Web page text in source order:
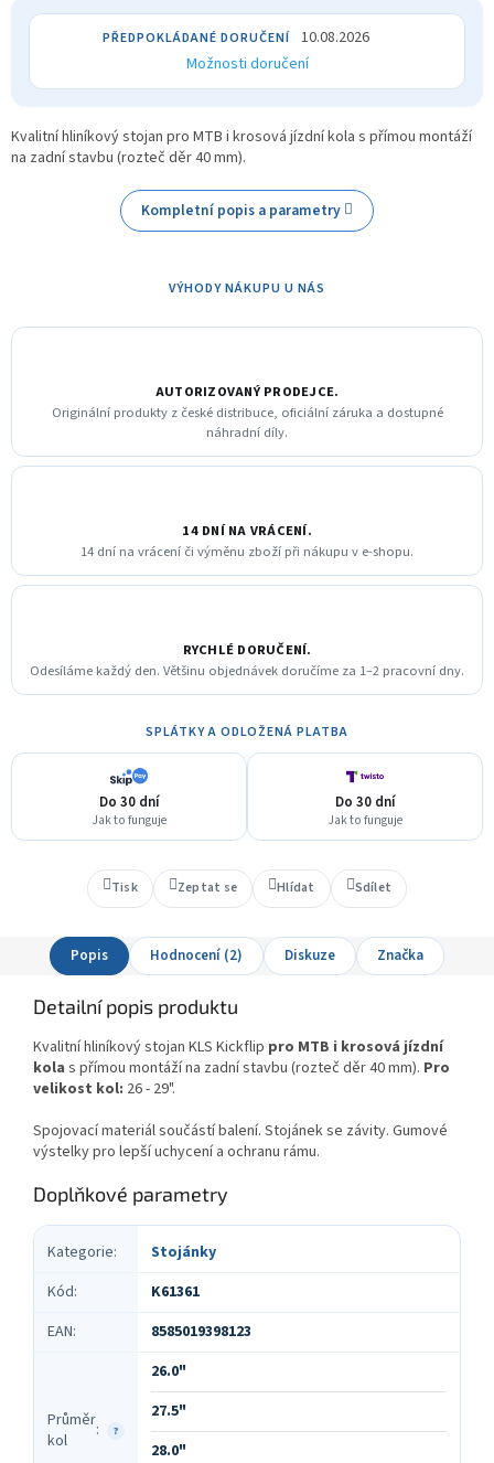
10.08.2026
Možnosti doručení
Kvalitní hliníkový stojan pro MTB i krosová jízdní kola s přímou montáží
na zadní stavbu (rozteč děr 40 mm).
Kompletní popis a parametry
VÝHODY NÁKUPU U NÁS
AUTORIZOVANÝ PRODEJCE.
Originální produkty z české distribuce, oficiální záruka a dostupné
náhradní díly.
14 DNÍ NA VRÁCENÍ.
14 dní na vrácení či výměnu zboží při nákupu v e-shopu.
RYCHLÉ DORUČENÍ.
Odesíláme každý den. Většinu objednávek doručíme za 1–2 pracovní dny.
SPLÁTKY A ODLOŽENÁ PLATBA
Do 30 dní
Jak to funguje
Do 30 dní
Jak to funguje
Tisk Zeptat se Hlídat Sdílet
Popis Hodnocení (2) Diskuze Značka
Detailní popis produktu
Kvalitní hliníkový stojan KLS Kickflip pro MTB i krosová jízdní
kola s přímou montáží na zadní stavbu (rozteč děr 40 mm). Pro
velikost kol: 26 - 29".
Spojovací materiál součástí balení. Stojánek se závity. Gumové
výstelky pro lepší uchycení a ochranu rámu.
Doplňkové parametry
Kategorie:
Stojánky
Kód:
K61361
EAN: 8585019398123
?
Průměr
kol
:
26.0"
27.5"
28.0"